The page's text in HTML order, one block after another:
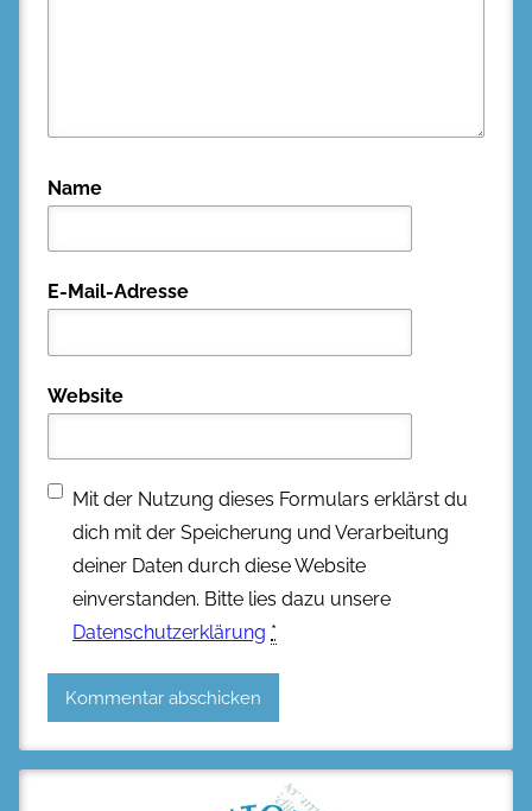
Name
E-Mail-Adresse
Website
Mit der Nutzung dieses Formulars erklärst du
dich mit der Speicherung und Verarbeitung
deiner Daten durch diese Website
einverstanden. Bitte lies dazu unsere
Datenschutzerklärung *